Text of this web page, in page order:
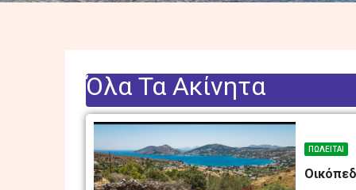
Όλα Τα Ακίνητα
ΠΩΛΕΊΤΑΙ